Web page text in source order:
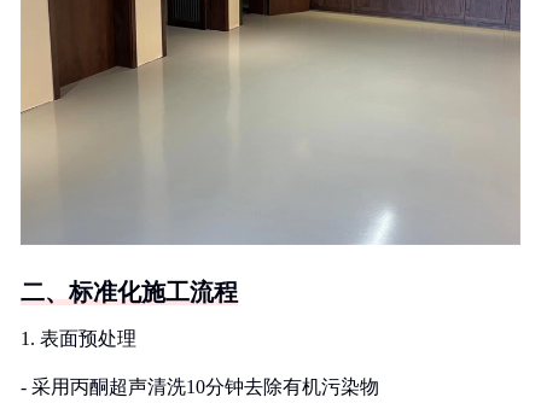
二、标准化施工流程
1. 表面预处理
- 采用丙酮超声清洗10分钟去除有机污染物